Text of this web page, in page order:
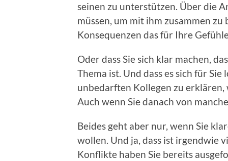
seinen zu unterstützen. Über die
müssen, um mit ihm zusammen
Konsequenzen das für Ihre
Oder dass Sie sich klar machen,
Thema ist. Und dass es sich für
unbedarften Kollegen zu erklären,
Auch wenn Sie danach von
Beides geht aber nur, wenn Sie
wollen. Und ja, dass ist irgendwie
Konflikte haben Sie bereits